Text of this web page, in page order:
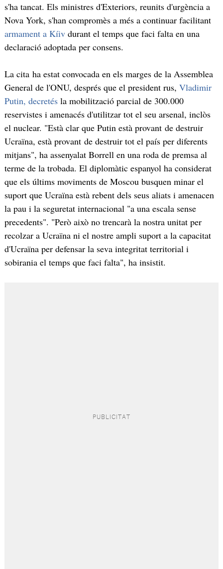
s'ha tancat. Els ministres d'Exteriors, reunits d'urgència a
Nova York, s'han compromès a més a continuar facilitant
armament a Kíivdurant el temps que faci falta en una
declaració adoptada per consens.
La cita ha estat convocada en els marges de la Assemblea
General de l'ONU, després que el president rus, Vladimir
Putin, decretésla mobilització parcial de 300.000
reservistes i amenacés d'utilitzar tot el seu arsenal, inclòs
el nuclear. "Està clar que Putin està provant de destruir
Ucraïna, està provant de destruir tot el país per diferents
mitjans", ha assenyalat Borrell en una roda de premsa al
terme de la trobada. El diplomàtic espanyol ha considerat
que els últims moviments de Moscou busquen minar el
suport que Ucraïna està rebent dels seus aliats i amenacen
la pau i la seguretat internacional "a una escala sense
precedents". "Però això no trencarà la nostra unitat per
recolzar a Ucraïna ni el nostre ampli suport a la capacitat
d'Ucraïna per defensar la seva integritat territorial i
sobirania el temps que faci falta", ha insistit.